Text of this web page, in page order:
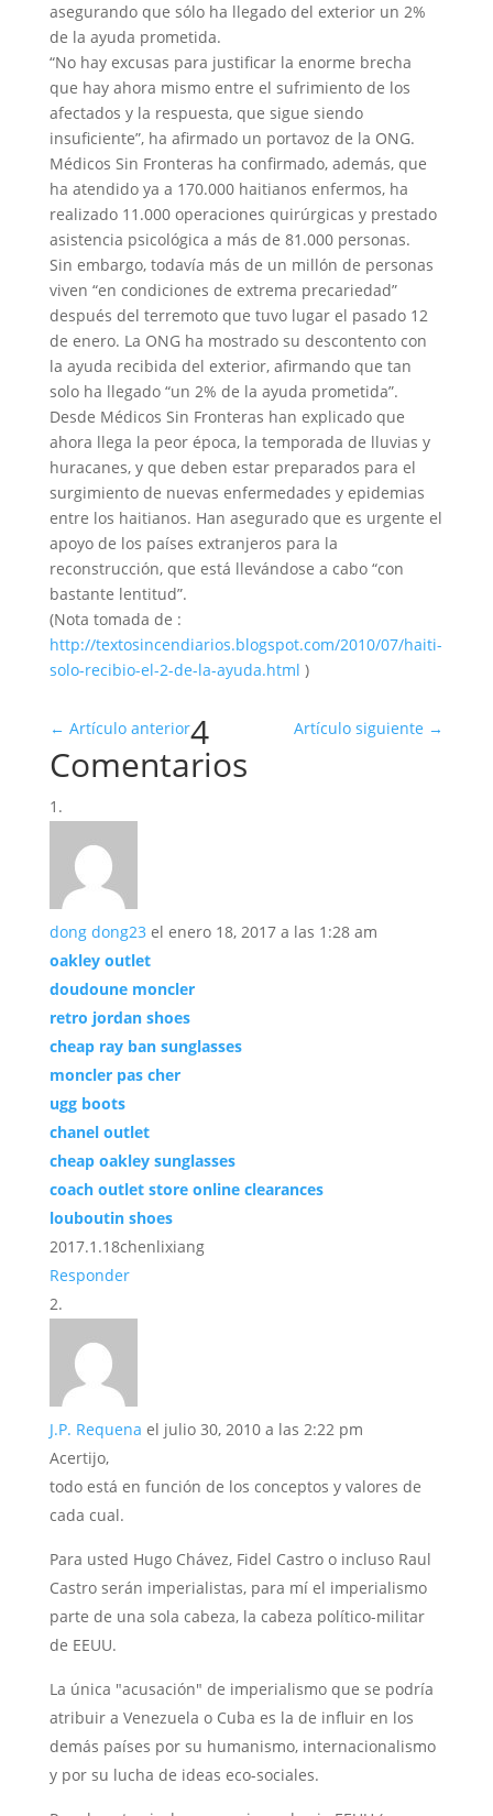
asegurando que sólo ha llegado del exterior un 2%
de la ayuda prometida.
“No hay excusas para justificar la enorme brecha
que hay ahora mismo entre el sufrimiento de los
afectados y la respuesta, que sigue siendo
insuficiente”, ha afirmado un portavoz de la ONG.
Médicos Sin Fronteras ha confirmado, además, que
ha atendido ya a 170.000 haitianos enfermos, ha
realizado 11.000 operaciones quirúrgicas y prestado
asistencia psicológica a más de 81.000 personas.
Sin embargo, todavía más de un millón de personas
viven “en condiciones de extrema precariedad”
después del terremoto que tuvo lugar el pasado 12
de enero. La ONG ha mostrado su descontento con
la ayuda recibida del exterior, afirmando que tan
solo ha llegado “un 2% de la ayuda prometida”.
Desde Médicos Sin Fronteras han explicado que
ahora llega la peor época, la temporada de lluvias y
huracanes, y que deben estar preparados para el
surgimiento de nuevas enfermedades y epidemias
entre los haitianos. Han asegurado que es urgente el
apoyo de los países extranjeros para la
reconstrucción, que está llevándose a cabo “con
bastante lentitud”.
(Nota tomada de :
http://textosincendiarios.blogspot.com/2010/07/haiti-
solo-recibio-el-2-de-la-ayuda.html )
← Artículo anterior Artículo siguiente →
4
Comentarios
dong dong23 el enero 18, 2017 a las 1:28 am
oakley outlet
doudoune moncler
retro jordan shoes
cheap ray ban sunglasses
moncler pas cher
ugg boots
chanel outlet
cheap oakley sunglasses
coach outlet store online clearances
louboutin shoes
2017.1.18chenlixiang
Responder
J.P. Requena el julio 30, 2010 a las 2:22 pm
Acertijo,
todo está en función de los conceptos y valores de
cada cual.
Para usted Hugo Chávez, Fidel Castro o incluso Raul
Castro serán imperialistas, para mí el imperialismo
parte de una sola cabeza, la cabeza político-militar
de EEUU.
La única "acusación" de imperialismo que se podría
atribuir a Venezuela o Cuba es la de influir en los
demás países por su humanismo, internacionalismo
y por su lucha de ideas eco-sociales.